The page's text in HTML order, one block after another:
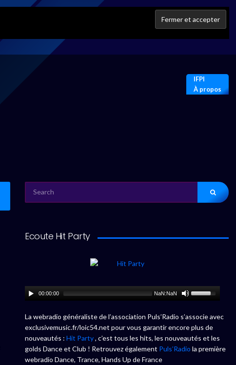
IFPI
À propos
FOR:
Ecoute Hit Party
00:00:00 NaN:NaN
La webradio généraliste de l’association Puls’Radio s’associe avec
exclusivemusic.fr/loic54.net pour vous garantir encore plus de
nouveautés : Hit Party, c’est tous les hits, les nouveautés et les
golds Dance et Club ! Retrouvez également Puls’Radio la première
webradio Dance, Trance, Hands Up de France